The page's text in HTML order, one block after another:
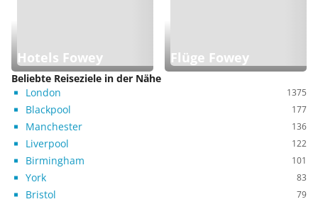
Hotels Fowey Flüge Fowey
Beliebte Reiseziele in der Nähe
London
1375
Blackpool 177
Manchester 136
Liverpool 122
Birmingham 101
York 83
Bristol 79